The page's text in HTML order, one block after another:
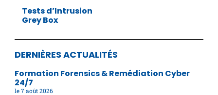
Tests d’Intrusion
Grey Box
DERNIÈRES ACTUALITÉS
Formation Forensics & Remédiation Cyber
24/7
7 août 2026